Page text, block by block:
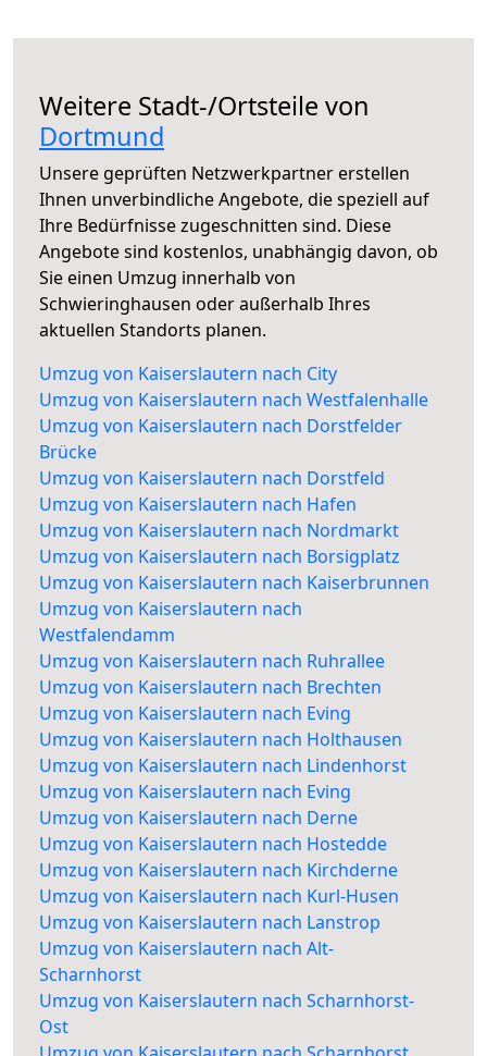
Weitere Stadt-/Ortsteile von
Dortmund
Unsere geprüften Netzwerkpartner erstellen
Ihnen unverbindliche Angebote, die speziell auf
Ihre Bedürfnisse zugeschnitten sind. Diese
Angebote sind kostenlos, unabhängig davon, ob
Sie einen Umzug innerhalb von
Schwieringhausen oder außerhalb Ihres
aktuellen Standorts planen.
Umzug von Kaiserslautern nach City
Umzug von Kaiserslautern nach Westfalenhalle
Umzug von Kaiserslautern nach Dorstfelder
Brücke
Umzug von Kaiserslautern nach Dorstfeld
Umzug von Kaiserslautern nach Hafen
Umzug von Kaiserslautern nach Nordmarkt
Umzug von Kaiserslautern nach Borsigplatz
Umzug von Kaiserslautern nach Kaiserbrunnen
Umzug von Kaiserslautern nach
Westfalendamm
Umzug von Kaiserslautern nach Ruhrallee
Umzug von Kaiserslautern nach Brechten
Umzug von Kaiserslautern nach Eving
Umzug von Kaiserslautern nach Holthausen
Umzug von Kaiserslautern nach Lindenhorst
Umzug von Kaiserslautern nach Eving
Umzug von Kaiserslautern nach Derne
Umzug von Kaiserslautern nach Hostedde
Umzug von Kaiserslautern nach Kirchderne
Umzug von Kaiserslautern nach Kurl-Husen
Umzug von Kaiserslautern nach Lanstrop
Umzug von Kaiserslautern nach Alt-
Scharnhorst
Umzug von Kaiserslautern nach Scharnhorst-
Ost